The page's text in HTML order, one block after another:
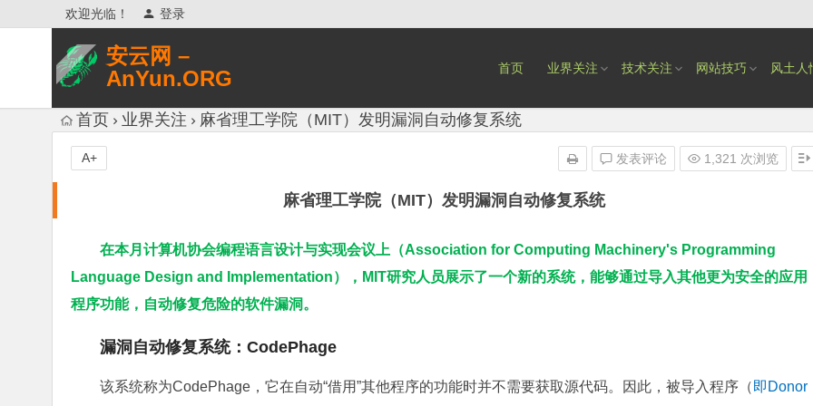
欢迎光临！ 登录
安云网 –
AnYun.ORG
网络安全研究、网络各种猎奇八卦。
首页 业界关注 技术关注 网站技巧 风土人
首页 业界关注 麻省理工学院（MIT）发明漏洞自动修复系统
麻省理工学院（MIT）发明漏洞自动修复系统
发表评论 1,321 次浏览
A+
在本月计算机协会编程语言设计与实现会议上（Association for Computing Machinery's Programming
Language Design and Implementation），MIT研究人员展示了一个新的系统，能够通过导入其他更为安全的应用
程序功能，自动修复危险的软件漏洞。
漏洞自动修复系统：CodePhage
该系统称为CodePhage，它在自动“借用”其他程序的功能时并不需要获取源代码。因此，被导入程序（ 即Donor